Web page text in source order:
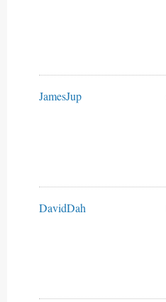
JamesJup
DavidDah